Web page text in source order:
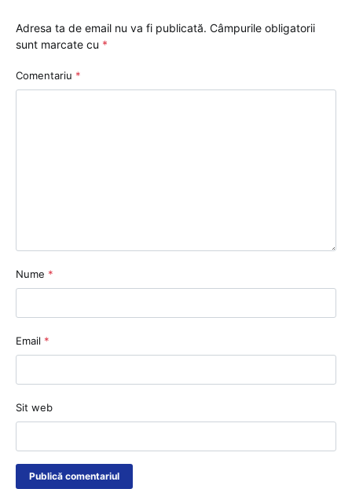
Adresa ta de email nu va fi publicată. Câmpurile obligatorii
sunt marcate cu *
Comentariu *
Nume *
Email *
Sit web